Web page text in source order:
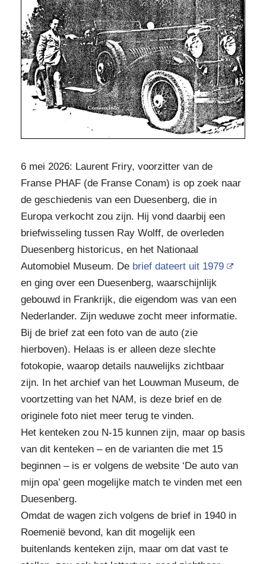
6 mei 2026: Laurent Friry, voorzitter van de
Franse PHAF (de Franse Conam) is op zoek naar
de geschiedenis van een Duesenberg, die in
Europa verkocht zou zijn. Hij vond daarbij een
briefwisseling tussen Ray Wolff, de overleden
Duesenberg historicus, en het Nationaal
Automobiel Museum. De brief dateert uit 1979
en ging over een Duesenberg, waarschijnlijk
gebouwd in Frankrijk, die eigendom was van een
Nederlander. Zijn weduwe zocht meer informatie.
Bij de brief zat een foto van de auto (zie
hierboven). Helaas is er alleen deze slechte
fotokopie, waarop details nauwelijks zichtbaar
zijn. In het archief van het Louwman Museum, de
voortzetting van het NAM, is deze brief en de
originele foto niet meer terug te vinden.
Het kenteken zou N-15 kunnen zijn, maar op basis
van dit kenteken – en de varianten die met 15
beginnen – is er volgens de website ‘De auto van
mijn opa’ geen mogelijke match te vinden met een
Duesenberg.
Omdat de wagen zich volgens de brief in 1940 in
Roemenië bevond, kan dit mogelijk een
buitenlands kenteken zijn, maar om dat vast te